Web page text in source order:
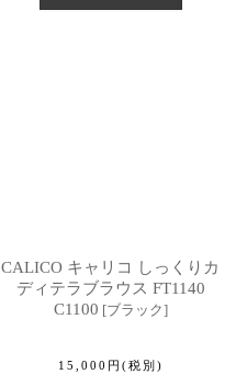
CALICO キャリコ しっくりカ
ディテラブラウス FT1140
C1100 [ブラック]
15,000 円 (税別)